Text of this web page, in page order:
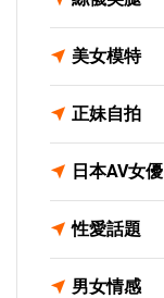
美女模特
正妹自拍
日本AV女優
性愛話題
男女情感